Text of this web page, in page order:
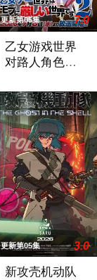
更新第05集 7.0
乙女游戏世界
对路人角色很
更新第05集 3.0
新攻壳机动队